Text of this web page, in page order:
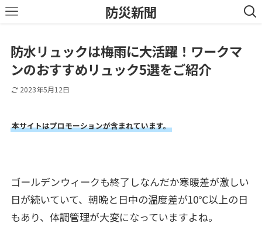
防災新聞
防水リュックは梅雨に大活躍！ワークマ
ンのおすすめリュック5選をご紹介
2023年5月12日
本サイトはプロモーションが含まれています。
ゴールデンウィークも終了しなんだか寒暖差が激しい
日が続いていて、朝晩と日中の温度差が10℃以上の日
もあり、体調管理が大変になっていますよね。